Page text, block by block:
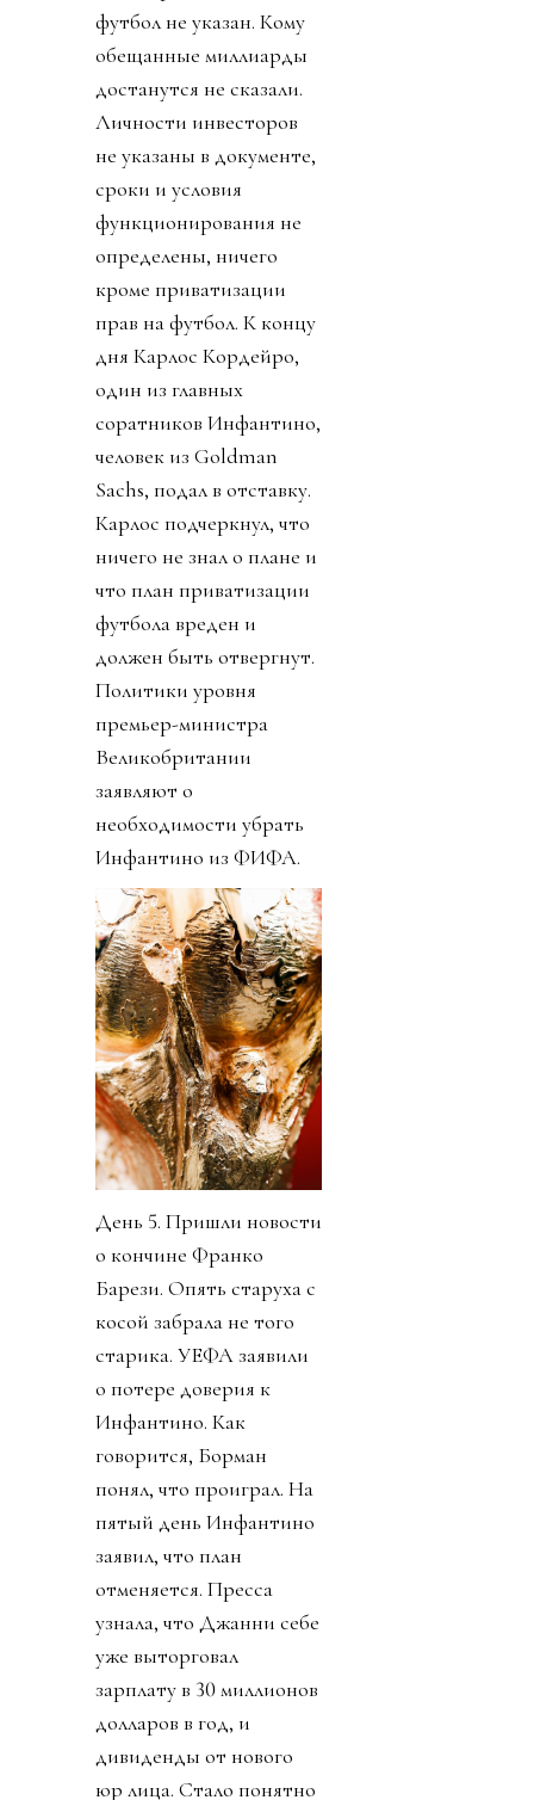
футбол не указан. Кому
обещанные миллиарды
достанутся не сказали.
Личности инвесторов
не указаны в документе,
сроки и условия
функционирования не
определены, ничего
кроме приватизации
прав на футбол. К концу
дня Карлос Кордейро,
один из главных
соратников Инфантино,
человек из Goldman
Sachs, подал в отставку.
Карлос подчеркнул, что
ничего не знал о плане и
что план приватизации
футбола вреден и
должен быть отвергнут.
Политики уровня
премьер-министра
Великобритании
заявляют о
необходимости убрать
Инфантино из ФИФА.
День 5. Пришли новости
о кончине Франко
Барези. Опять старуха с
косой забрала не того
старика. УЕФА заявили
о потере доверия к
Инфантино. Как
говорится, Борман
понял, что проиграл. На
пятый день Инфантино
заявил, что план
отменяется. Пресса
узнала, что Джанни себе
уже выторговал
зарплату в 30 миллионов
долларов в год, и
дивиденды от нового
юр лица. Стало понятно